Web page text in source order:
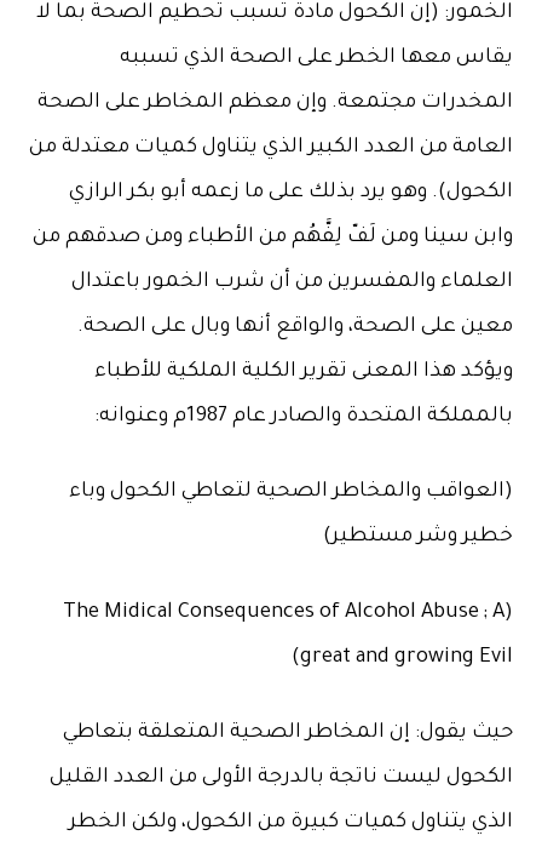
الخمور: (إن الكحول مادة تسبب تحطيم الصحة بما لا
يقاس معها الخطر على الصحة الذي تسببه
المخدرات مجتمعة. وإن معظم المخاطر على الصحة
العامة من العدد الكبير الذي يتناول كميات معتدلة من
الكحول). وهو يرد بذلك على ما زعمه أبو بكر الرازي
وابن سينا ومن لَفّ لِفَّهُم من الأطباء ومن صدقهم من
العلماء والمفسرين من أن شرب الخمور باعتدال
معين على الصحة، والواقع أنها وبال على الصحة.
ويؤكد هذا المعنى تقرير الكلية الملكية للأطباء
بالمملكة المتحدة والصادر عام 1987م وعنوانه:
(العواقب والمخاطر الصحية لتعاطي الكحول وباء
خطير وشر مستطير)
(The Midical Consequences of Alcohol Abuse ; A
great and growing Evil)
حيث يقول: إن المخاطر الصحية المتعلقة بتعاطي
الكحول ليست ناتجة بالدرجة الأولى من العدد القليل
الذي يتناول كميات كبيرة من الكحول، ولكن الخطر